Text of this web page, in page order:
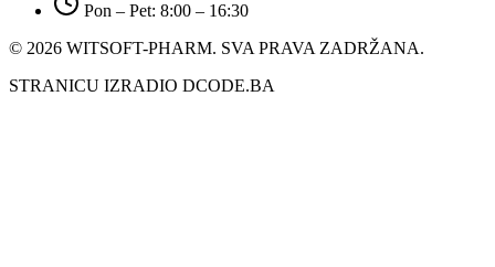
Pon – Pet: 8:00 – 16:30
© 2026 WITSOFT-PHARM. SVA PRAVA ZADRŽANA.
STRANICU IZRADIO DCODE.BA